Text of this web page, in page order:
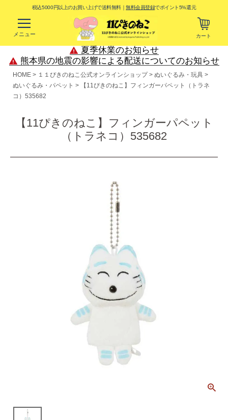
税込5000円以上のお買い上げで送料無料｜無料会員登録でポイント5%還元
メニュー カート
夏季休業のお知らせ
熊本県の地震の影響による配送についてのお知らせ
HOME １１ぴきのねこ公式オンラインショップ
ぬいぐるみ・玩具
ぬいぐるみ・パペット
【11ぴきのねこ】フィンガーパペット（トラネ
コ）535682
【11ぴきのねこ】フィンガーパペット
（トラネコ）535682